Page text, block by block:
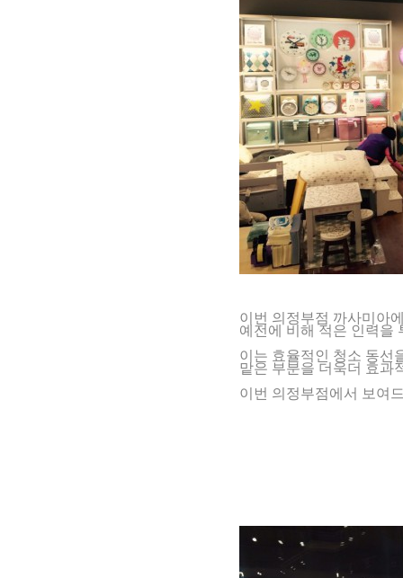
이번 의정부점 까사미아
예전에 비해 적은 인력을
이는 효율적인 청소 동선
맡은 부분을 더욱더 효과
이번 의정부점에서 보여